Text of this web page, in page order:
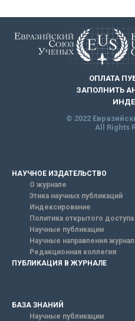
ОПЛАТА
ЗАПОЛНИТЬ
© 2022
All Rights
НАУЧНОЕ ИЗДАТЕЛЬСТВО
О журнале
Этика научных публикаций
Индексирование
Политика открытого доступа
Научные публикации
Научные направления
Редакционная коллегия
ПУБЛИКАЦИЯ В ЖУРНАЛЕ
БАЗА ЗНАНИЙ
Научные публикации